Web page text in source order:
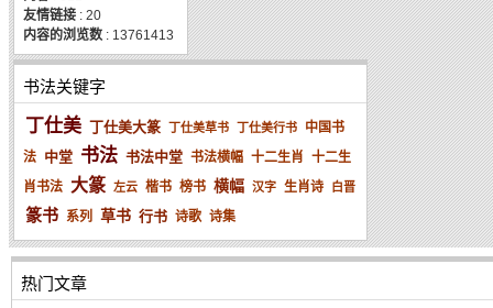
友情链接 : 20
内容的浏览数 : 13761413
书法关键字
丁仕美 丁仕美大篆 丁仕美草书 丁仕美行书
中国书
法 中堂 书法 书法中堂 书法横幅 十二生肖 十二生
肖书法 大篆 左云 楷书 榜书 横幅 汉字 生肖诗 白晋
篆书 系列 草书 行书 诗歌 诗集
热门文章